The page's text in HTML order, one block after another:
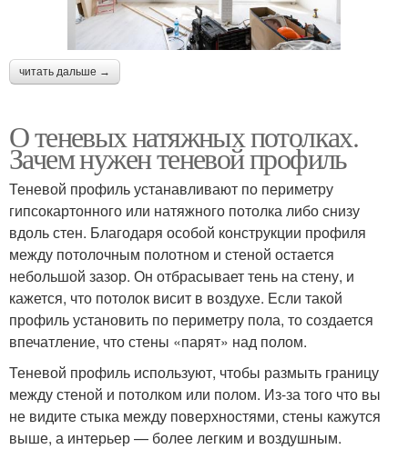
читать дальше →
О теневых натяжных потолках.
Зачем нужен теневой профиль
Теневой профиль устанавливают по периметру
гипсокартонного или натяжного потолка либо снизу
вдоль стен. Благодаря особой конструкции профиля
между потолочным полотном и стеной остается
небольшой зазор. Он отбрасывает тень на стену, и
кажется, что потолок висит в воздухе. Если такой
профиль установить по периметру пола, то создается
впечатление, что стены «парят» над полом.
Теневой профиль используют, чтобы размыть границу
между стеной и потолком или полом. Из-за того что вы
не видите стыка между поверхностями, стены кажутся
выше, а интерьер — более легким и воздушным.